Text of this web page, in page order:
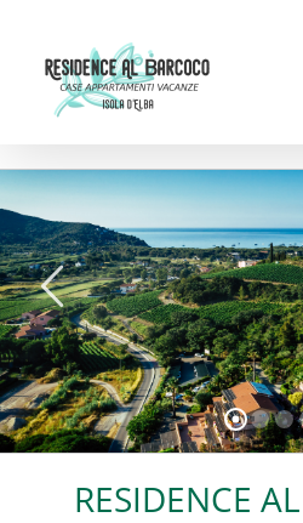
contenuto
RESIDENCE